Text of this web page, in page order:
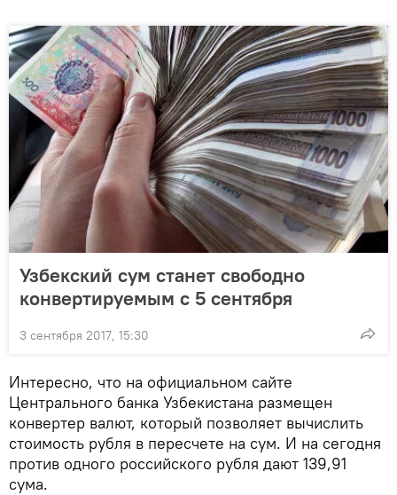
Узбекский сум станет свободно
конвертируемым с 5 сентября
3 сентября 2017, 15:30
Интересно, что на официальном сайте
Центрального банка Узбекистана размещен
конвертер валют, который позволяет вычислить
стоимость рубля в пересчете на сум. И на сегодня
против одного российского рубля дают 139,91
сума.